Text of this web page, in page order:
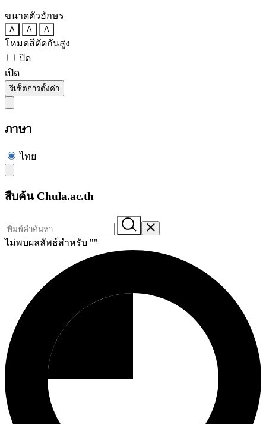
ขนาดตัวอักษร
A A A
โหมดสีตัดกันสูง
ปิด
เปิด
รีเซ็ตการตั้งค่า
ภาษา
ไทย
สืบค้น Chula.ac.th
ไม่พบผลลัพธ์สำหรับ ""